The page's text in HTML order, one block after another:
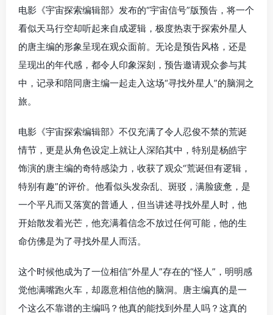
电影《宇宙探索编辑部》发布的“宇宙信号”版预告，将一个
看似天马行空却听起来自成逻辑，极度热衷于探索外星人
的唐主编的形象呈现在观众面前。无论是预告风格，还是
呈现出的年代感，都令人印象深刻，预告邀请观众参与其
中，记录和陪同唐主编一起走入这场“寻找外星人”的脑洞之
旅。
电影《宇宙探索编辑部》不仅充满了令人忍俊不禁的荒诞
情节，更是从角色设定上就让人深陷其中，特别是杨皓宇
饰演的唐主编的奇特感染力，收获了观众“荒诞但有逻辑，
特别有趣”的评价。他看似头发杂乱、斑驳，满脸疲惫，是
一个平凡而又落寞的普通人，但当讲述寻找外星人时，他
开始散发着光芒，他充满着信念不放过任何可能，他的生
命仿佛是为了寻找外星人而活。
这个时候他成为了一位相信“外星人”存在的“怪人”，明明感
觉他满嘴跑火车，却愿意相信他的脑洞。唐主编真的是一
个这么不靠谱的主编吗？他真的能找到外星人吗？这真的